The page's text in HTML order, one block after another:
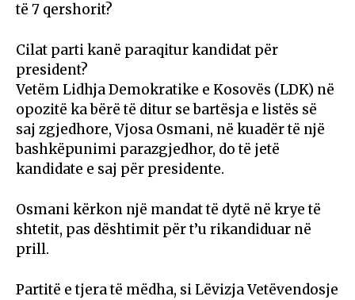
të 7 qershorit?
Cilat parti kanë paraqitur kandidat për
president?
Vetëm Lidhja Demokratike e Kosovës (LDK) në
opozitë ka bërë të ditur se bartësja e listës së
saj zgjedhore, Vjosa Osmani, në kuadër të një
bashkëpunimi parazgjedhor, do të jetë
kandidate e saj për presidente.
Osmani kërkon një mandat të dytë në krye të
shtetit, pas dështimit për t’u rikandiduar në
prill.
Partitë e tjera të mëdha, si Lëvizja Vetëvendosje